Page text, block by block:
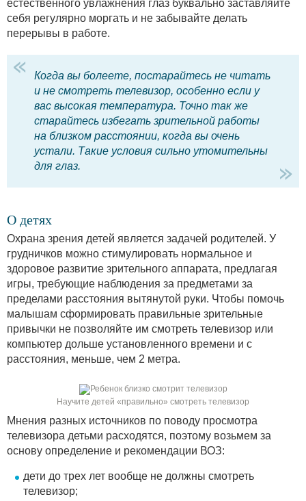
естественного увлажнения глаз буквально заставляйте
себя регулярно моргать и не забывайте делать
перерывы в работе.
Когда вы болеете, постарайтесь не читать
и не смотреть телевизор, особенно если у
вас высокая температура. Точно так же
старайтесь избегать зрительной работы
на близком расстоянии, когда вы очень
устали. Такие условия сильно утомительны
для глаз.
О детях
Охрана зрения детей является задачей родителей. У
грудничков можно стимулировать нормальное и
здоровое развитие зрительного аппарата, предлагая
игры, требующие наблюдения за предметами за
пределами расстояния вытянутой руки. Чтобы помочь
малышам сформировать правильные зрительные
привычки не позволяйте им смотреть телевизор или
компьютер дольше установленного времени и с
расстояния, меньше, чем 2 метра.
Научите детей «правильно» смотреть телевизор
Мнения разных источников по поводу просмотра
телевизора детьми расходятся, поэтому возьмем за
основу определение и рекомендации ВОЗ:
дети до трех лет вообще не должны смотреть
телевизор;